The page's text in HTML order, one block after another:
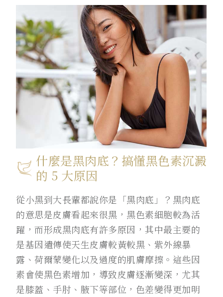
什麼是黑肉底？搞懂黑色素沉澱
的 5 大原因
從小黑到大長輩都說你是「黑肉底」？黑肉底
的意思是皮膚看起來很黑，黑色素細胞較為活
躍，而形成黑肉底有許多原因，其中最主要的
是基因遺傳使天生皮膚較黃較黑、紫外線暴
露、荷爾蒙變化以及過度的肌膚摩擦。這些因
素會使黑色素增加，導致皮膚逐漸變深，尤其
是膝蓋、手肘、腋下等部位，色差變得更加明